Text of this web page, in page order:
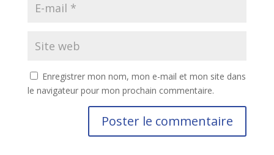
Enregistrer mon nom, mon e-mail et mon site dans
le navigateur pour mon prochain commentaire.